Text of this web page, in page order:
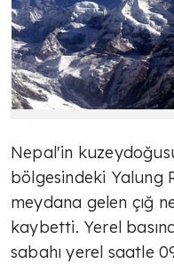
Nepal'in
bölgesindeki Yalung
meydana gelen çığ
kaybetti. Yerel
sabahı yerel saatle